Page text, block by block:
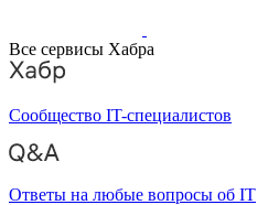
Все сервисы Хабра
Сообщество IT-специалистов
Ответы на любые вопросы об IT